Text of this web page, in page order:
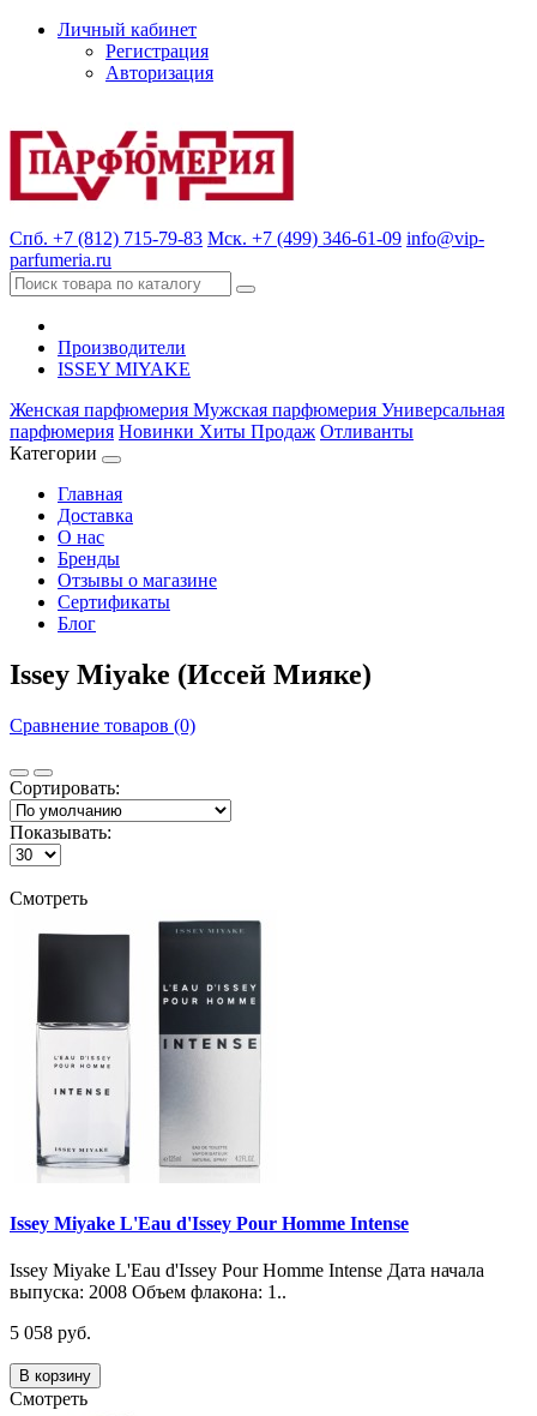
Личный кабинет
Регистрация
Авторизация
Спб. +7 (812) 715-79-83 Мск. +7 (499) 346-61-09 info@vip-
parfumeria.ru
Производители
ISSEY MIYAKE
Женская парфюмерия Мужская парфюмерия Универсальная
парфюмерия Новинки Хиты Продаж Отливанты
Категории
Главная
Доставка
О нас
Бренды
Отзывы о магазине
Сертификаты
Блог
Issey Miyake (Иссей Мияке)
Сравнение товаров (0)
Сортировать:
Показывать:
Смотреть
Issey Miyake L'Eau d'Issey Pour Homme Intense
Issey Miyake L'Eau d'Issey Pour Homme Intense Дата начала
выпуска: 2008 Объем флакона: 1..
5 058 руб.
В корзину
Смотреть